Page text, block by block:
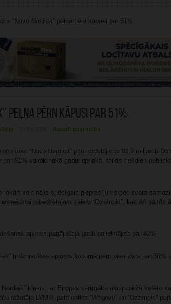
» “Novo Nordisk” peļņa pērn kāpusi par 51%
peļņa pērn kāpusi par 51%
Rakstīt komentāru
“Novo Nordisk” pērn strādājis ar 83,7 miljardu
par 51% vairāk nekā gadu iepriekš, teikts trešdien
veicinājis spēcīgais pieprasījums pēc svara
ārstēšanai paredzētajām zālēm “Ozempic”, kas arī palīdz
apjoms pagājušajā gadā palielinājies par 42%.
tirdzniecības apjoms kopumā pērn pieaudzis par 36%
Nordisk” kļuvis par Eiropas vērtīgāko akciju biržā kotēto
ražotāju LVMH, pateicoties “Wegovy” un “Ozempic”